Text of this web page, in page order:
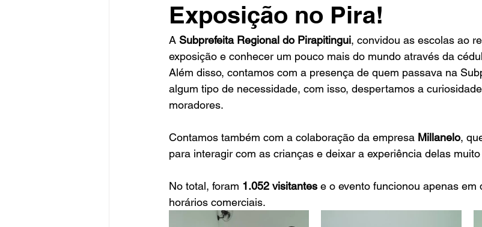
Exposição no Pira!
A Subprefeita Regional do Pirapitingui, convidou as escolas ao
exposição e conhecer um pouco mais do mundo através da
Além disso, contamos com a presença de quem passava na
algum tipo de necessidade, com isso, despertamos a
moradores.
Contamos também com a colaboração da empresa Millanelo,
para interagir com as crianças e deixar a experiência delas
No total, foram 1.052 visitantes e o evento funcionou apenas em
horários comerciais.